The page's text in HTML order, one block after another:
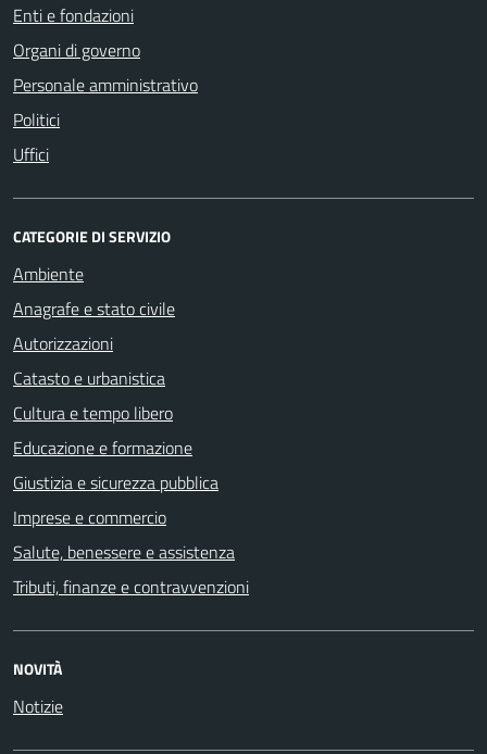
Enti e fondazioni
Organi di governo
Personale amministrativo
Politici
Uffici
CATEGORIE DI SERVIZIO
Ambiente
Anagrafe e stato civile
Autorizzazioni
Catasto e urbanistica
Cultura e tempo libero
Educazione e formazione
Giustizia e sicurezza pubblica
Imprese e commercio
Salute, benessere e assistenza
Tributi, finanze e contravvenzioni
NOVITÀ
Notizie